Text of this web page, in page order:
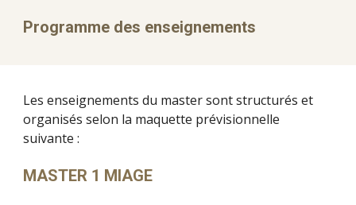
Programme des enseignements
Les enseignements du master sont structurés et
organisés selon la maquette prévisionnelle
suivante :
MASTER 1 MIAGE